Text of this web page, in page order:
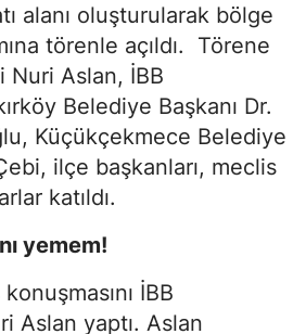
alanı oluşturularak bölge
törenle açıldı.
Törene
Nuri Aslan, İBB
Belediye Başkanı Dr.
Küçükçekmece Belediye
ilçe başkanları, meclis
katıldı.
yemem!
konuşmasını İBB
Aslan yaptı. Aslan